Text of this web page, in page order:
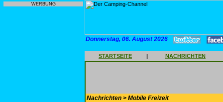
WERBUNG
Donnerstag, 06. August 2026
STARTSEITE | NACHRICHTEN
Nachrichten > Mobile Freizeit